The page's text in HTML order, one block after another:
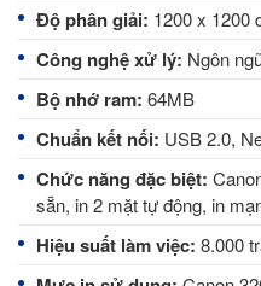
Độ phân giải: 1200 x 1200
Công nghệ xử lý: Ngôn
Bộ nhớ ram: 64MB
Chuẩn kết nối: USB 2.0,
Chức năng đặc biệt:
sẵn, in 2 mặt tự động, in
Hiệu suất làm việc: 8.000